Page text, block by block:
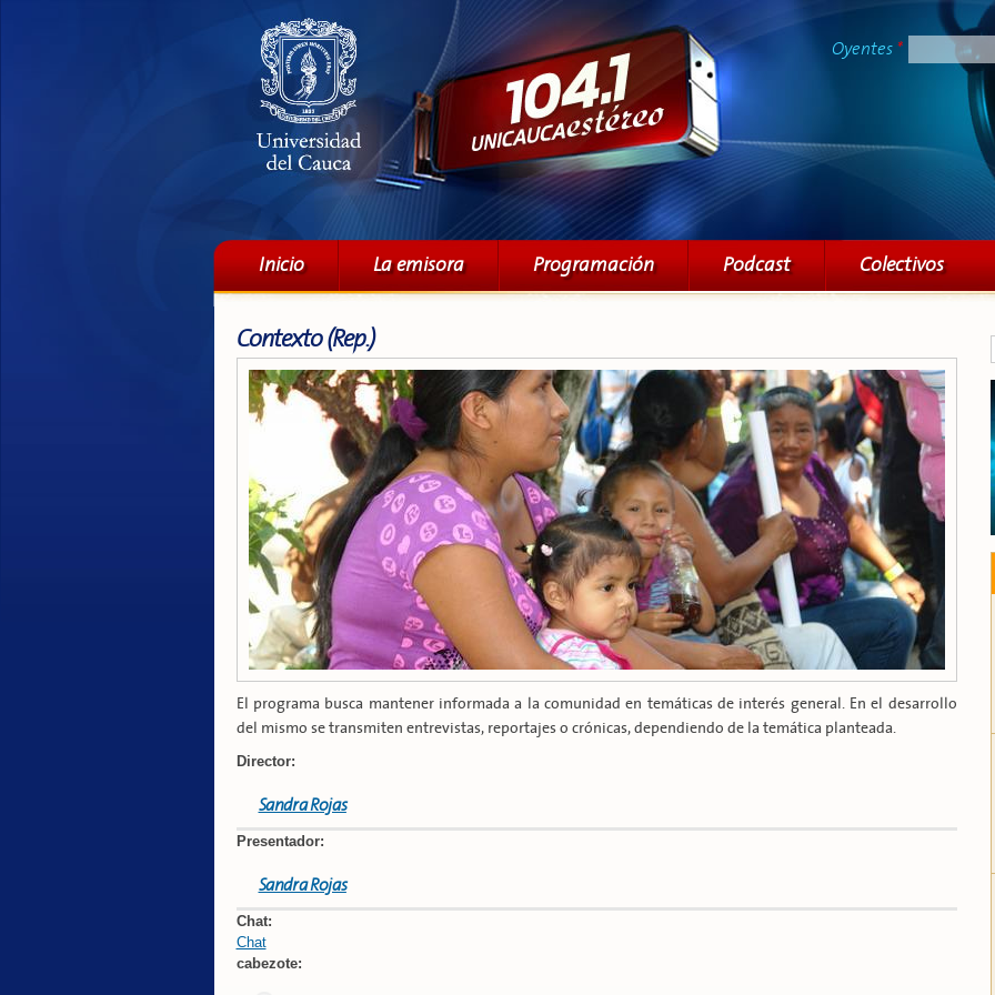
contenido
principal
Oyentes *
Menú principal
Inicio La emisora Programación Podcast Colectivos
Contexto (Rep.)
El programa busca mantener informada a la comunidad en temáticas de interés general. En el desarrollo
del mismo se transmiten entrevistas, reportajes o crónicas, dependiendo de la temática planteada.
Director:
Sandra Rojas
Presentador:
Sandra Rojas
Chat:
Chat
cabezote: